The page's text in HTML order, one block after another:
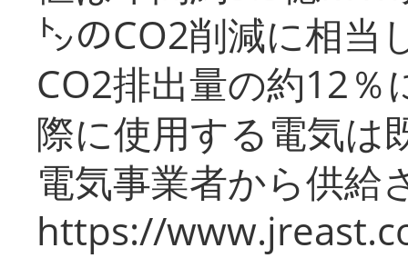
㌧のCO2削減に相当
CO2排出量の約12％
際に使用する電気は
電気事業者から供給
https://